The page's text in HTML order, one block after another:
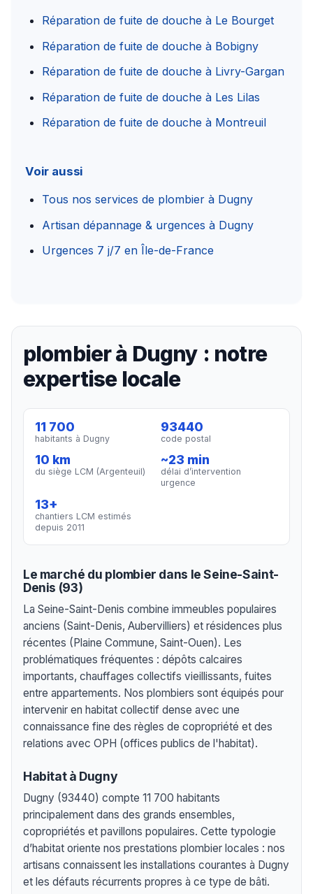
Réparation de fuite de douche à Le Bourget
Réparation de fuite de douche à Bobigny
Réparation de fuite de douche à Livry-Gargan
Réparation de fuite de douche à Les Lilas
Réparation de fuite de douche à Montreuil
Voir aussi
Tous nos services de plombier à Dugny
Artisan dépannage & urgences à Dugny
Urgences 7 j/7 en Île-de-France
plombier à Dugny : notre
expertise locale
11 700
habitants à Dugny
93440
code postal
10 km
du siège LCM (Argenteuil)
~23 min
délai d’intervention
urgence
13+
chantiers LCM estimés
depuis 2011
Le marché du plombier dans le Seine-Saint-
Denis (93)
La Seine-Saint-Denis combine immeubles populaires
anciens (Saint-Denis, Aubervilliers) et résidences plus
récentes (Plaine Commune, Saint-Ouen). Les
problématiques fréquentes : dépôts calcaires
importants, chauffages collectifs vieillissants, fuites
entre appartements. Nos plombiers sont équipés pour
intervenir en habitat collectif dense avec une
connaissance fine des règles de copropriété et des
relations avec OPH (offices publics de l'habitat).
Habitat à Dugny
Dugny (93440) compte 11 700 habitants
principalement dans des grands ensembles,
copropriétés et pavillons populaires. Cette typologie
d’habitat oriente nos prestations plombier locales : nos
artisans connaissent les installations courantes à Dugny
et les défauts récurrents propres à ce type de bâti.